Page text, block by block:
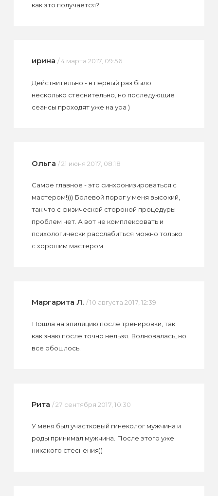
как это получается?
ирина / 4 марта 2017, 09:56
Действительно - в первый раз было
несколько стеснительно, но последующие
сеансы проходят уже на ура )
Ольга / 21 июня 2017, 08:18
Самое главное - это синхронизироваться с
мастером!))) Болевой порог у меня высокий,
так что с физической стороной процедуры
проблем нет. А вот не комплексовать и
психологически расслабиться можно только
с хорошим мастером.
Маргарита Л. / 10 августа 2017, 12:39
Пошла на эпиляцию после тренировки, так
как знаю после точно нельзя. Волновалась, но
все обошлось.
Рита / 27 сентября 2017, 10:30
У меня был участковый гинеколог мужчина и
роды принимал мужчина. После этого уже
никакого стеснения))